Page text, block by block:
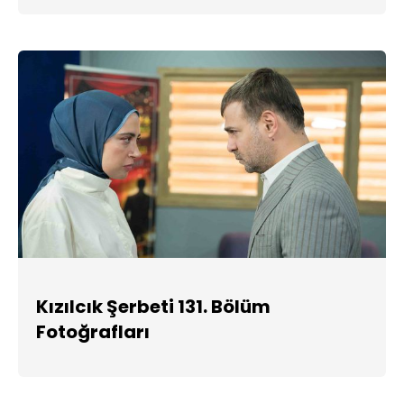
Kızılcık Şerbeti 131. Bölüm
Fotoğrafları